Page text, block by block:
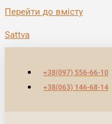
Перейти до вмісту
Sattva
+38(097) 556-66-10
+38(063) 146-68-14